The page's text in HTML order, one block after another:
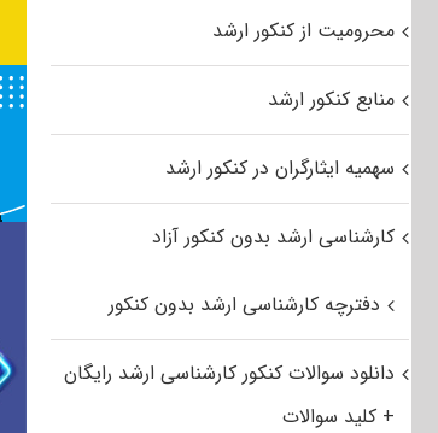
محرومیت از کنکور ارشد
منابع کنکور ارشد
سهمیه ایثارگران در کنکور ارشد
کارشناسی ارشد بدون کنکور آزاد
دفترچه کارشناسی ارشد بدون کنکور
دانلود سوالات کنکور کارشناسی ارشد رایگان
+ کلید سوالات